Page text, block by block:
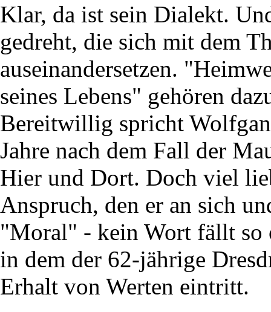
Klar, da ist sein Dialekt.
gedreht, die sich mit dem
auseinandersetzen.
seines Lebens" gehören
Bereitwillig spricht
Jahre nach dem Fall der
Hier und Dort. Doch viel
Anspruch, den er an sich
"Moral" - kein Wort fällt so
in dem der 62-jährige
Erhalt von Werten eintritt.